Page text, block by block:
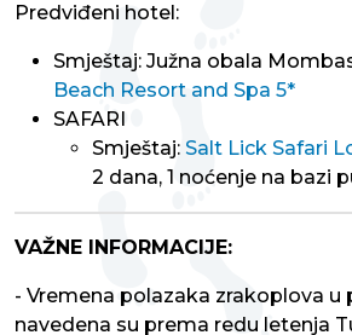
Predviđeni hotel:
Smještaj: Južna obala
Beach Resort and Spa 5*
SAFARI
Smještaj: Salt Lick Safari
2 dana, 1 noćenje na bazi
VAŽNE INFORMACIJE:
- Vremena polazaka zrakoplova u
navedena su prema redu letenja